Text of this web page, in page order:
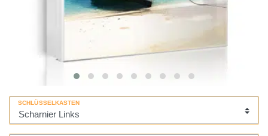
SCHLÜSSELKASTEN